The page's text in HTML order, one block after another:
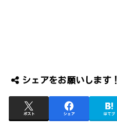
シェアをお願いします！
ポスト シェア はてブ